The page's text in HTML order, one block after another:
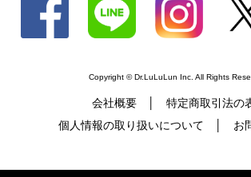
Copyright © Dr.LuLuLun Inc. All Rights
会社概要
特定商取引法の
個人情報の取り扱いについて
お